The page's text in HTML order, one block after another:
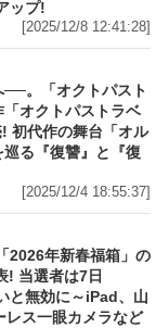
ップ!
[2025/12/8 12:41:28]
。「オクトパスト
オクトパストラベ
初代作の舞台「オル
る『復讐』と『復
[2025/12/4 18:55:37]
2026年新春福箱」の
! 当選者は7日
と無効に～iPad、山
レス一眼カメラなど